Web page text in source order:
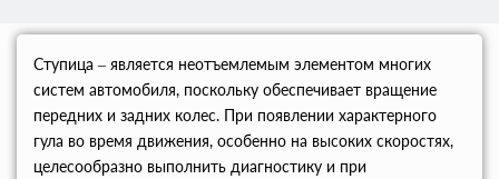
Ступица – является неотъемлемым элементом многих
систем автомобиля, поскольку обеспечивает вращение
передних и задних колес. При появлении характерного
гула во время движения, особенно на высоких скоростях,
целесообразно выполнить диагностику и при